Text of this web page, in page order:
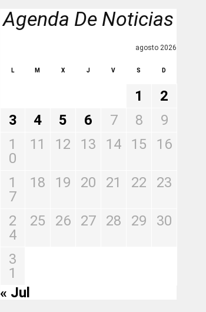
Agenda De Noticias
agosto 2026
L M X J V S D
1
2
3
4 5 6 7 8
9
1
0
11 12 13 14 15 16
1
7
18 19 20 21 22 23
2
4
25 26 27 28 29 30
3
1
« Jul